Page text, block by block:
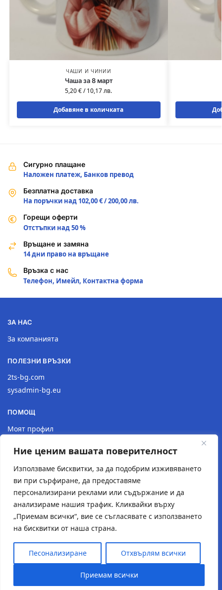
Ние ценим вашата поверителност
Използваме бисквитки, за да подобрим изживяването
ви при сърфиране, да предоставяме
персонализирани реклами или съдържание и да
анализираме нашия трафик. Кликвайки върху
„Приемам всички“, вие се съгласявате с използването
на бисквитки от наша страна.
Песонализиране Отхвърлям всички
Приемам всички
ЧАШИ И ЧИНИИ
Чаша за 8 март
5,20€/10,17лв.
Добавяне в количката
Сигурно плащане
Наложен платеж, Банков превод
Безплатна доставка
На поръчки над 102,00 € / 200,00 лв.
Горещи оферти
Отстъпки над 50 %
Връщане и замяна
14 дни право на връщане
Връзка с нас
Телефон, Имейл, Контактна форма
ЗА НАС
За компанията
ПОЛЕЗНИ ВРЪЗКИ
2ts-bg.com
sysadmin-bg.eu
ПОМОЩ
Моят профил
Връщане на продукт
Политика за поверителност
КОНТАКТИ
Местоположение
Контактна форма
Имейл: 2tsstudio1@gmail.com
Тел.: 0877 30 40 18
© Създаден от